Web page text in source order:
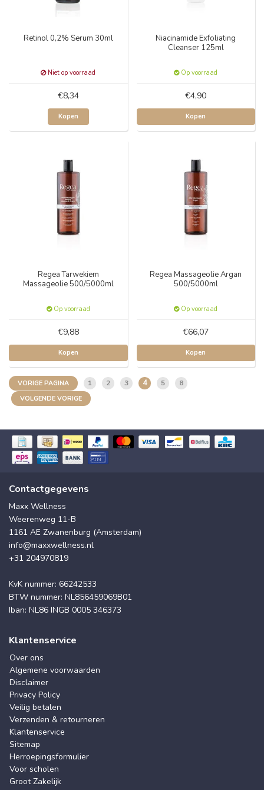
Retinol 0,2% Serum 30ml
Niet op voorraad
€8,34
Kopen
Niacinamide Exfoliating
Cleanser 125ml
Op voorraad
€4,90
Kopen
Regea Tarwekiem
Massageolie 500/5000ml
Op voorraad
€9,88
Kopen
Regea Massageolie Argan
500/5000ml
Op voorraad
€66,07
Kopen
VORIGE PAGINA 1 2 3 4 5 8
VOLGENDE VORIGE
Contactgegevens
Maxx Wellness
Weerenweg 11-B
1161 AE Zwanenburg (Amsterdam)
info@maxxwellness.nl
+31 204970819
KvK nummer: 66242533
BTW nummer: NL856459069B01
Iban: NL86 INGB 0005 346373
Klantenservice
Over ons
Algemene voorwaarden
Disclaimer
Privacy Policy
Veilig betalen
Verzenden & retourneren
Klantenservice
Sitemap
Herroepingsformulier
Voor scholen
Groot Zakelijk